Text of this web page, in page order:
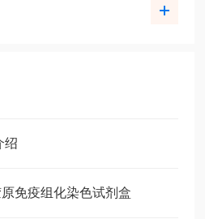
绍
免疫组化染色试剂盒